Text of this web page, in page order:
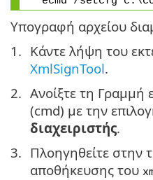
Υπογραφή αρχείου
Κάντε λήψη του
XmlSignTool.
Ανοίξτε τη
(cmd) με την
διαχειριστής.
Πλοηγηθείτε στην
αποθήκευσης του